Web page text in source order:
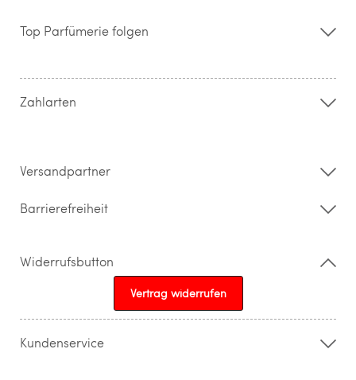
Storefinder
Kontakt
Widerrufsrecht & Rückgabebedingungen
Top Parfümerie folgen
Zahlarten
Versandpartner
Barrierefreiheit
Widerrufsbutton
Vertrag widerrufen
Kundenservice